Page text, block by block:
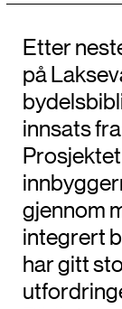
Etter
på
innsats
gjennom
integrert
har gitt